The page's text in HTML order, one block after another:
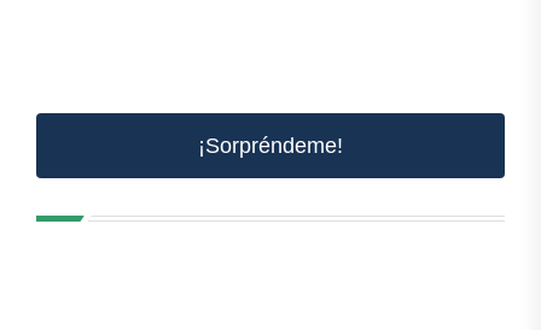
¡Sorpréndeme!